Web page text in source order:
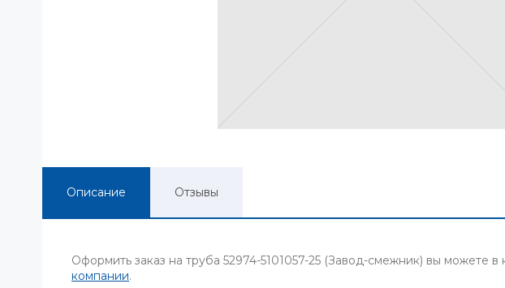
Описание Отзывы
Оформить заказ на труба 52974-5101057-25 (Завод-смежник) вы можете
компании.